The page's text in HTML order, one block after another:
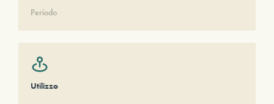
Periodo
Utilizzo